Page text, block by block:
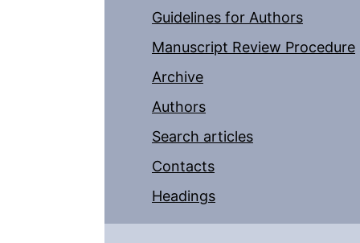
Guidelines for Authors
Manuscript Review Procedure
Archive
Authors
Search articles
Contacts
Headings